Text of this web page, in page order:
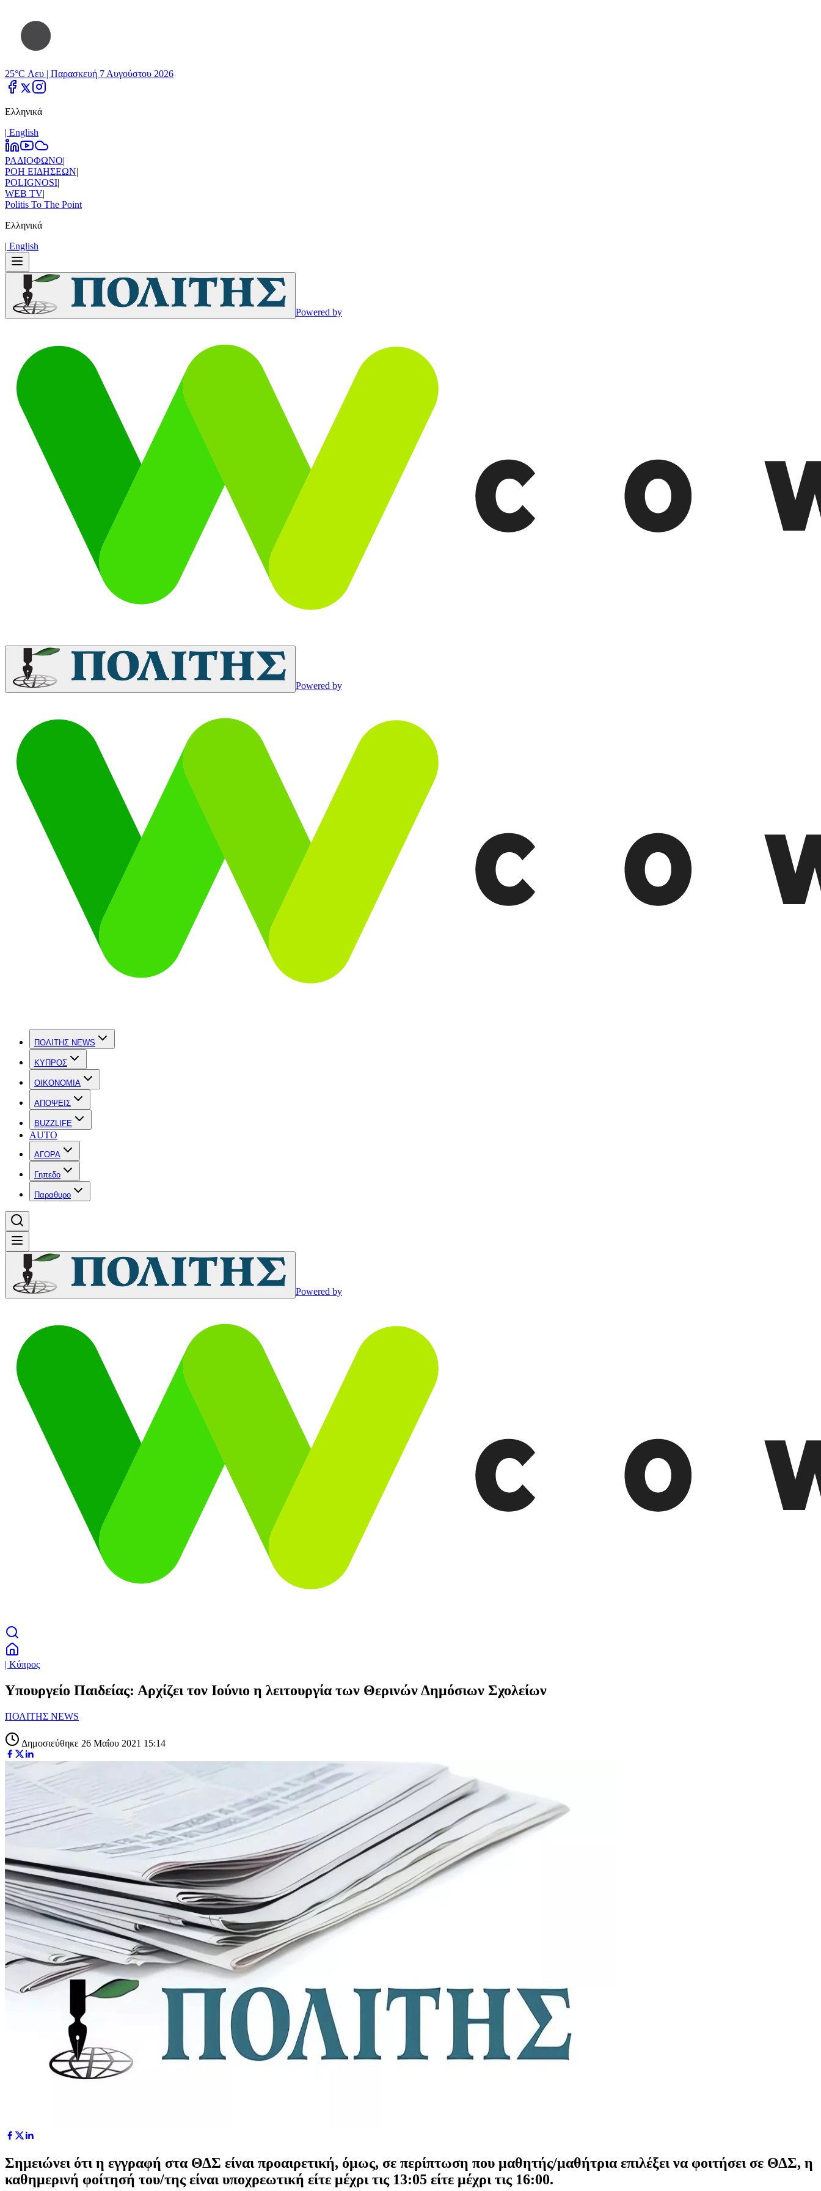
25°C Λευ | Παρασκευή 7 Αυγούστου 2026
Ελληνικά
| Εnglish
ΡΑΔΙΟΦΩΝΟ|
ΡΟΗ ΕΙΔΗΣΕΩΝ|
POLIGNOSI|
WEB TV|
Politis To The Point
Ελληνικά
| Εnglish
Powered by
Powered by
ΠΟΛΙΤΗΣ NEWS
ΚΥΠΡΟΣ
OIKONOMIA
ΑΠΟΨΕΙΣ
BUZZLIFE
AUTO
ΑΓΟΡΑ
Γηπεδο
Παραθυρο
Powered by
| Κύπρος
Υπουργείο Παιδείας: Αρχίζει τον Ιούνιο η λειτουργία των Θερινών Δημόσιων Σχολείων
ΠΟΛΙΤΗΣ NEWS
Δημοσιεύθηκε 26 Μαΐου 2021 15:14
Σημειώνει ότι η εγγραφή στα ΘΔΣ είναι προαιρετική, όμως, σε περίπτωση που μαθητής/μαθήτρια επιλέξει να φοιτήσει σε ΘΔΣ, η
καθημερινή φοίτησή του/της είναι υποχρεωτική είτε μέχρι τις 13:05 είτε μέχρι τις 16:00.